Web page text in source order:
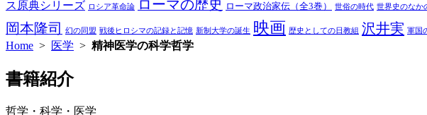
ス原典シリーズ ロシア革命論 ローマの歴史 ローマ政治家伝（全3巻） 世俗の時代 世界史のなか
岡本隆司 幻の同盟 戦後ヒロシマの記録と記憶 新制大学の誕生 映画 歴史としての日教組 沢井実 軍国
Home > 医学 > 精神医学の科学哲学
書籍紹介
哲学・科学・医学